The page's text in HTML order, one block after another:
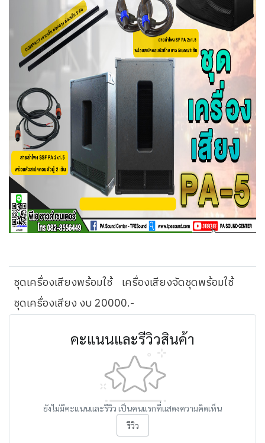
ชุดเครื่องเสียงพร้อมใช้ เครื่องเสียงจัดชุดพร้อมใช้
ชุดเครื่องเสียง งบ 20000.-
คะแนนและรีวิวสินค้า
ยังไม่มีคะแนนและรีวิว เป็นคนแรกที่แสดงความคิดเห็น
รีวิว